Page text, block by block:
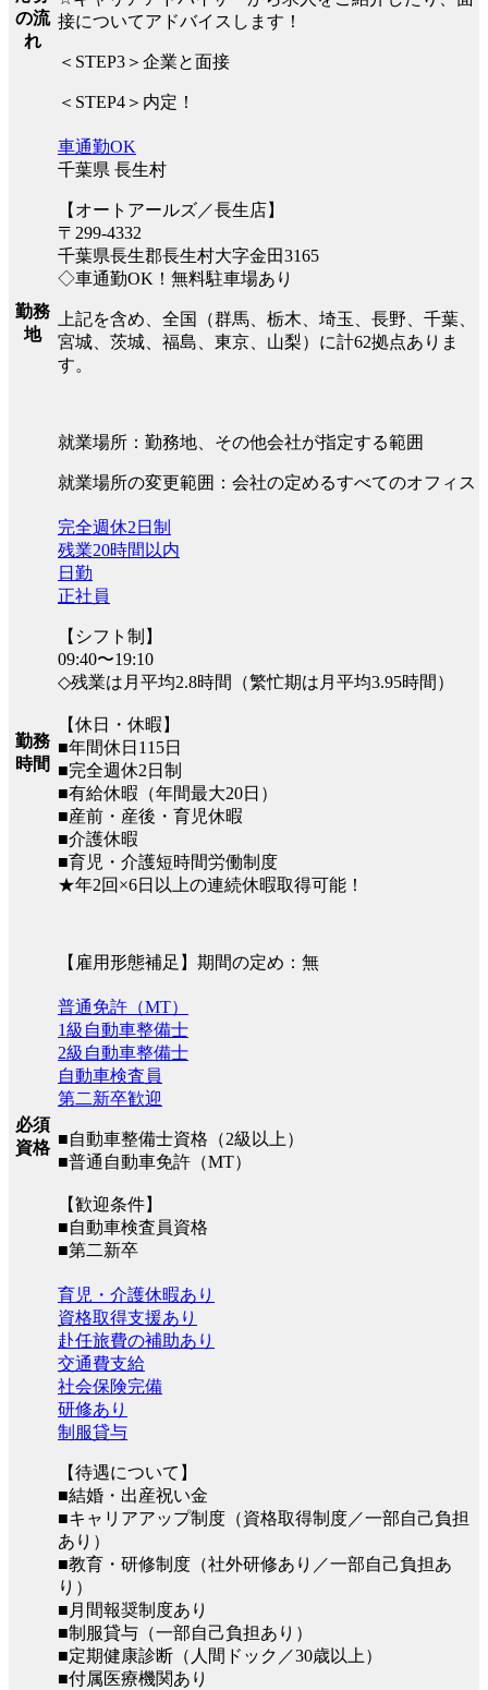
の流
れ
接についてアドバイスします！
＜STEP3＞企業と面接
＜STEP4＞内定！
勤務
地
車通勤OK
千葉県 長生村
【オートアールズ／長生店】
〒299-4332
千葉県長生郡長生村大字金田3165
◇車通勤OK！無料駐車場あり
上記を含め、全国（群馬、栃木、埼玉、長野、千葉、
宮城、茨城、福島、東京、山梨）に計62拠点ありま
す。
就業場所：勤務地、その他会社が指定する範囲
就業場所の変更範囲：会社の定めるすべてのオフィス
勤務
時間
完全週休2日制
残業20時間以内
日勤
正社員
【シフト制】
09:40〜19:10
◇残業は月平均2.8時間（繁忙期は月平均3.95時間）
【休日・休暇】
■年間休日115日
■完全週休2日制
■有給休暇（年間最大20日）
■産前・産後・育児休暇
■介護休暇
■育児・介護短時間労働制度
★年2回×6日以上の連続休暇取得可能！
【雇用形態補足】期間の定め：無
必須
資格
普通免許（MT）
1級自動車整備士
2級自動車整備士
自動車検査員
第二新卒歓迎
■自動車整備士資格（2級以上）
■普通自動車免許（MT）
【歓迎条件】
■自動車検査員資格
■第二新卒
育児・介護休暇あり
資格取得支援あり
赴任旅費の補助あり
交通費支給
社会保険完備
研修あり
制服貸与
【待遇について】
■結婚・出産祝い金
■キャリアアップ制度（資格取得制度／一部自己負担
あり）
■教育・研修制度（社外研修あり／一部自己負担あ
り）
■月間報奨制度あり
■制服貸与（一部自己負担あり）
■定期健康診断（人間ドック／30歳以上）
■付属医療機関あり